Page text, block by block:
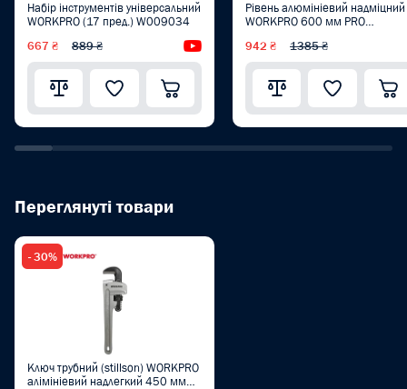
Набір інструментів універсальний
WORKPRO (17 пред.) W009034
667 ₴ 889 ₴ Відеоогляд
Рівень алюмініевий надміцний
WORKPRO 600 мм PRO
942 ₴ 1385 ₴
Переглянуті товари
- 30%
Ключ трубний (stillson) WORKPRO
алімініевий надлегкий 450 мм